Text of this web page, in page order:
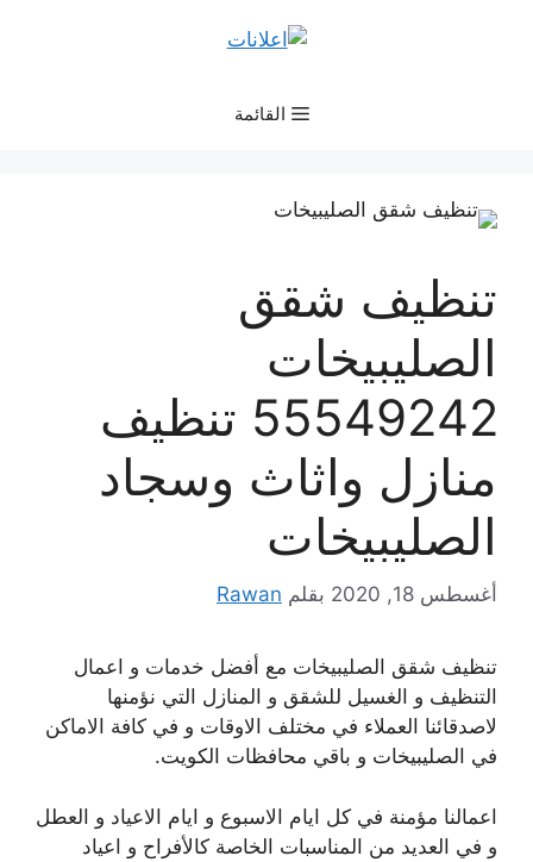
القائمة
تنظيف شقق
الصليبيخات
55549242 تنظيف
منازل واثاث وسجاد
الصليبيخات
أغسطس 18, 2020 بقلم Rawan
تنظيف شقق الصليبيخات مع أفضل خدمات و اعمال
التنظيف و الغسيل للشقق و المنازل التي نؤمنها
لاصدقائنا العملاء في مختلف الاوقات و في كافة الاماكن
في الصليبيخات و باقي محافظات الكويت.
اعمالنا مؤمنة في كل ايام الاسبوع و ايام الاعياد و العطل
و في العديد من المناسبات الخاصة كالأفراح و اعياد